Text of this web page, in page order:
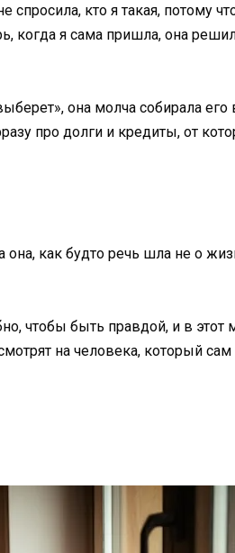
кто я такая, потому
когда я сама пришла, она
она молча собирала
про долги и кредиты, от
как будто речь шла не о
чтобы быть правдой, и в
на человека, который